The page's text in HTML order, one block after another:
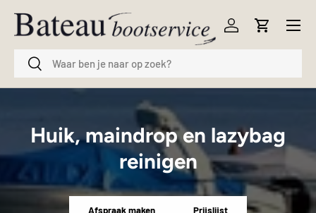
Ga naar inhoud
ZoekenZoeken
Inloggen
Menu
Huik, maindrop en lazybag
reinigen
Afspraak maken Prijslijst